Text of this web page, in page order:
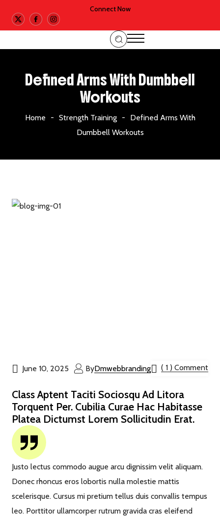
Connect Now
Defined Arms With Dumbbell
Workouts
Home Strength Training
Defined Arms With
Dumbbell Workouts
June 10, 2025 ByDmwebbranding ( 1 ) Comment
Class Aptent Taciti Sociosqu Ad Litora
Torquent Per. Cubilia Curae Hac Habitasse
Platea Dictumst Lorem Sollicitudin Erat.
Justo lectus commodo augue arcu dignissim velit aliquam.
Donec rhoncus eros lobortis nulla molestie mattis
scelerisque. Cursus mi pretium tellus duis convallis tempus
leo. Porttitor ullamcorper rutrum gravida cras eleifend